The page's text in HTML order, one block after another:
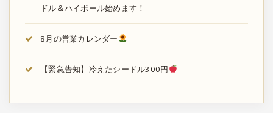
ドル＆ハイボール始めます！
8月の営業カレンダー
【緊急告知】冷えたシードル300円